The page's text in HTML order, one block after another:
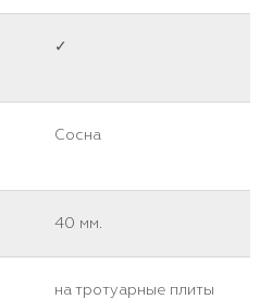
✓
Сосна
40 мм.
на тротуарные плиты